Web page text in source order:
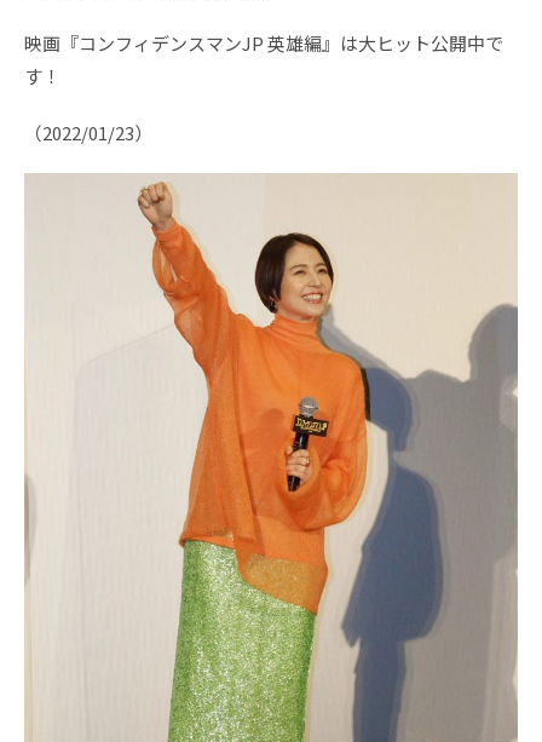
映画『コンフィデンスマンJP 英雄編』は大ヒット公開中で
す！
（2022/01/23）